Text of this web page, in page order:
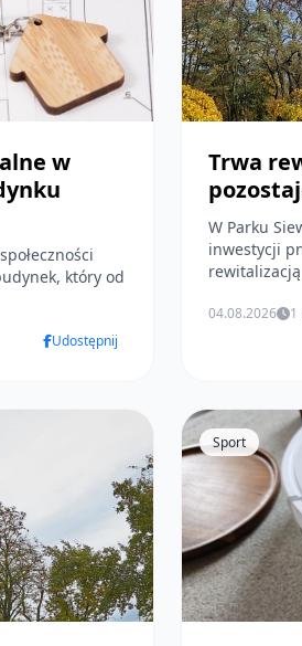
w
który od
Udostępnij
Trwa
W Parku
inwestycji
04.08.2026 1
Sport